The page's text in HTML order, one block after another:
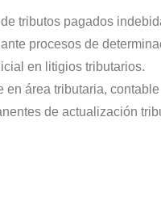
tributos pagados
procesos de
en litigios tributarios.
en área tributaria,
de actualización